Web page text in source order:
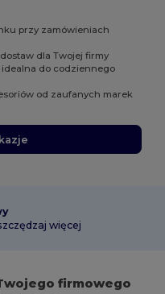
przy zamówieniach
dla Twojej firmy
idealna do codziennego
od zaufanych marek
więcej
firmowego